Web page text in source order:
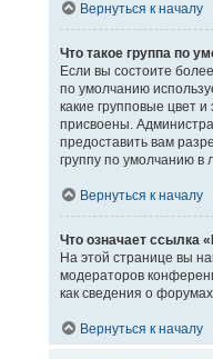
Вернуться к началу
Что такое группа по
Если вы состоите
по умолчанию
какие групповые цвет
присвоены.
предоставить вам
группу по умолчанию в
Вернуться к началу
Что означает ссылка
На этой странице вы
модераторов
как сведения о
Вернуться к началу